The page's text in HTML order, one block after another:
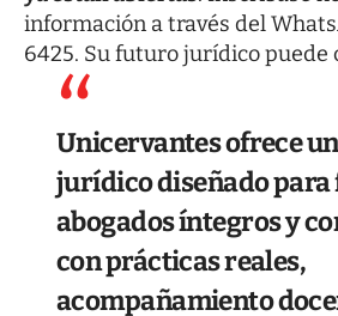
información a través del
6425. Su futuro jurídico puede
Unicervantes ofrece
jurídico diseñado
abogados íntegros y
con prácticas reales,
acompañamiento